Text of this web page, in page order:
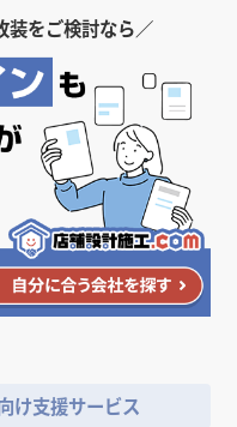
をデザインするため
サイズ・形の選び
申請手続きと設計時
デザイン会社との
都内の各エリアや注
差をつける。店舗の
のドアについて解説
門店、店舗デザイン
ついて解説
たいなら押さえてお
意点を解説
の内装デザイン、お
ク6選。購入意欲を
装をご検討なら／
け支援サービス